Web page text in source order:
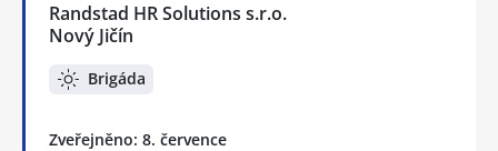
Randstad HR Solutions s.r.o.
Nový Jičín
Brigáda
Zveřejněno: 8. července